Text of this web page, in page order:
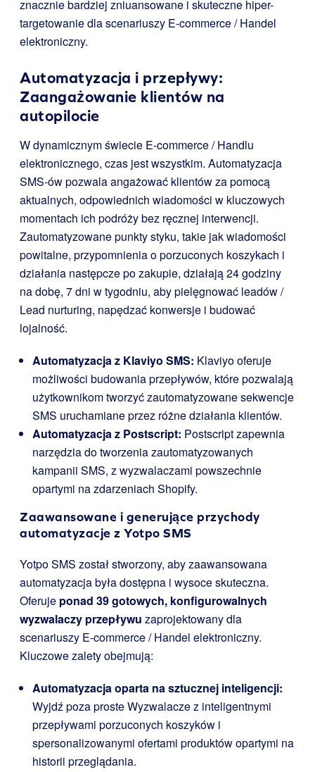
znacznie bardziej zniuansowane i skuteczne hiper-
targetowanie dla scenariuszy E-commerce / Handel
elektroniczny.
Automatyzacja i przepływy:
Zaangażowanie klientów na
autopilocie
W dynamicznym świecie E-commerce / Handlu
elektronicznego, czas jest wszystkim. Automatyzacja
SMS-ów pozwala angażować klientów za pomocą
aktualnych, odpowiednich wiadomości w kluczowych
momentach ich podróży bez ręcznej interwencji.
Zautomatyzowane punkty styku, takie jak wiadomości
powitalne, przypomnienia o porzuconych koszykach i
działania następcze po zakupie, działają 24 godziny
na dobę, 7 dni w tygodniu, aby pielęgnować leadów /
Lead nurturing, napędzać konwersje i budować
lojalność.
Automatyzacja z Klaviyo SMS: Klaviyo oferuje
możliwości budowania przepływów, które pozwalają
użytkownikom tworzyć zautomatyzowane sekwencje
SMS uruchamiane przez różne działania klientów.
Automatyzacja z Postscript: Postscript zapewnia
narzędzia do tworzenia zautomatyzowanych
kampanii SMS, z wyzwalaczami powszechnie
opartymi na zdarzeniach Shopify.
Zaawansowane i generujące przychody
automatyzacje z Yotpo SMS
Yotpo SMS został stworzony, aby zaawansowana
automatyzacja była dostępna i wysoce skuteczna.
Oferuje ponad 39 gotowych, konfigurowalnych
wyzwalaczy przepływu zaprojektowany dla
scenariuszy E-commerce / Handel elektroniczny.
Kluczowe zalety obejmują:
Automatyzacja oparta na sztucznej inteligencji:
Wyjdź poza proste Wyzwalacze z inteligentnymi
przepływami porzuconych koszyków i
spersonalizowanymi ofertami produktów opartymi na
historii przeglądania.